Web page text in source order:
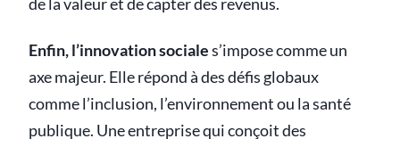
de la valeur et de capter des revenus.
Enfin, l’innovation sociales’impose comme un
axe majeur. Elle répond à des défis globaux
comme l’inclusion, l’environnement ou la santé
publique. Une entreprise qui conçoit des